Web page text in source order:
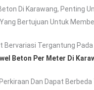
Di Karawang, Penting
Bertujuan Untuk
Bervariasi Tergantung
Beton Per Meter Di
Dan Dapat